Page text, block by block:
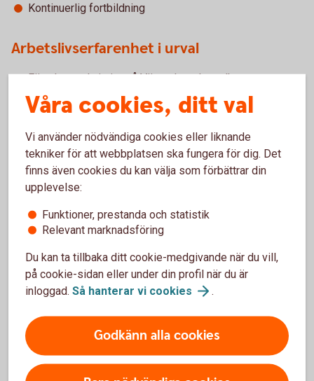
Kontinuerlig fortbildning
Arbetslivserfarenhet i urval
Föredragande jurist på Vägverkets huvudkontor
Seniorjurist på LRF Konsult / Ludvig & Co
Andra styrelseuppdrag
Kassör i Hammarns Vägsamfällighet
Nuvarande position
Jurist på Areal i Örebro
Våra cookies, ditt val
Vi använder nödvändiga cookies eller liknande
tekniker för att webbplatsen ska fungera för dig. Det
finns även cookies du kan välja som förbättrar din
upplevelse:
Funktioner, prestanda och statistik
Relevant marknadsföring
Du kan ta tillbaka ditt cookie-medgivande när du vill,
på cookie-sidan eller under din profil när du är
inloggad. Så hanterar vi cookies .
Godkänn alla cookies